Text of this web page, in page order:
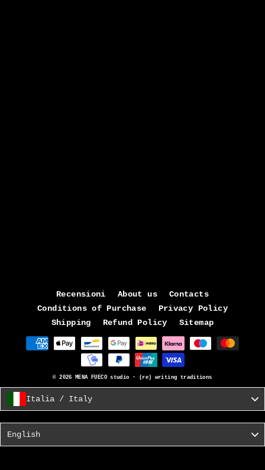
Recensioni About us
Contacts
Conditions of Purchase
Privacy Policy
Shipping
Refund Policy Sitemap
© 2026 MENA FUECO studio - (re) writing traditions
Italia / Italy
English